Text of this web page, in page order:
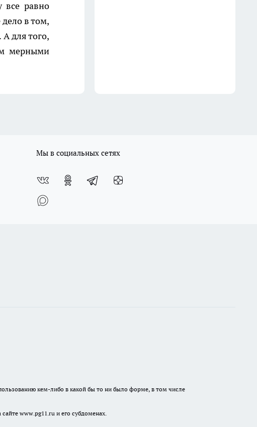
все равно
в том,
для того,
мерными
Мы в социальных сетях
кем-либо в какой бы то ни было форме, в том числе
www.pg11.ru и его субдоменах.